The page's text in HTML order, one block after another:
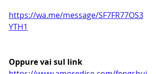
https://wa.me/message/SF7FR77OS3
YTH1
Oppure vai sul link